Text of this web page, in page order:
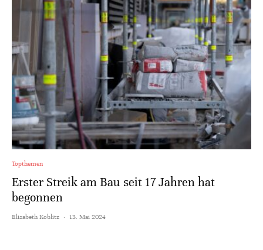
Topthemen
Erster Streik am Bau seit 17 Jahren hat
begonnen
Elisabeth Koblitz · 13. Mai 2024